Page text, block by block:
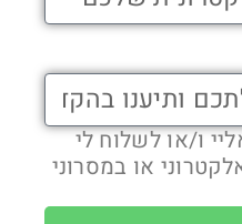
ו/או לשלוח לי
או במסרוני